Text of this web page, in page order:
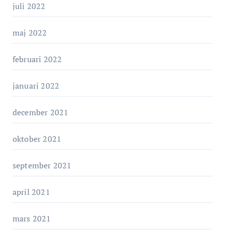
juli 2022
maj 2022
februari 2022
januari 2022
december 2021
oktober 2021
september 2021
april 2021
mars 2021